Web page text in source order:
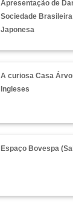
Apresentação de
Sociedade
Japonesa
A curiosa Casa
Ingleses
Espaço Bovespa